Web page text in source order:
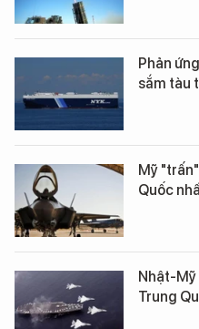
Phản
sắm tàu
Mỹ
Quốc
Nhật-Mỹ
Trung